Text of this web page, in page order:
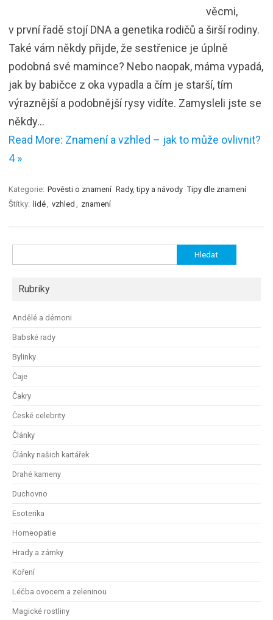
věcmi,
v první řadě stojí DNA a genetika rodičů a širší rodiny.
Také vám někdy přijde, že sestřenice je úplně
podobná své mamince? Nebo naopak, máma vypadá,
jak by babičce z oka vypadla a čím je starší, tím
výraznější a podobnější rysy vidíte. Zamysleli jste se
někdy…
Read More: Znamení a vzhled – jak to může ovlivnit?
4 »
Kategorie: Pověsti o znamení Rady, tipy a návody Tipy dle znamení
Štítky: lidé vzhled znamení
Rubriky
Andělé a démoni
Babské rady
Bylinky
Čaje
Čakry
České celebrity
Články
Články našich kartářek
Drahé kameny
Duchovno
Esoterika
Homeopatie
Hrady a zámky
Koření
Léčba ovocem a zeleninou
Magické rostliny